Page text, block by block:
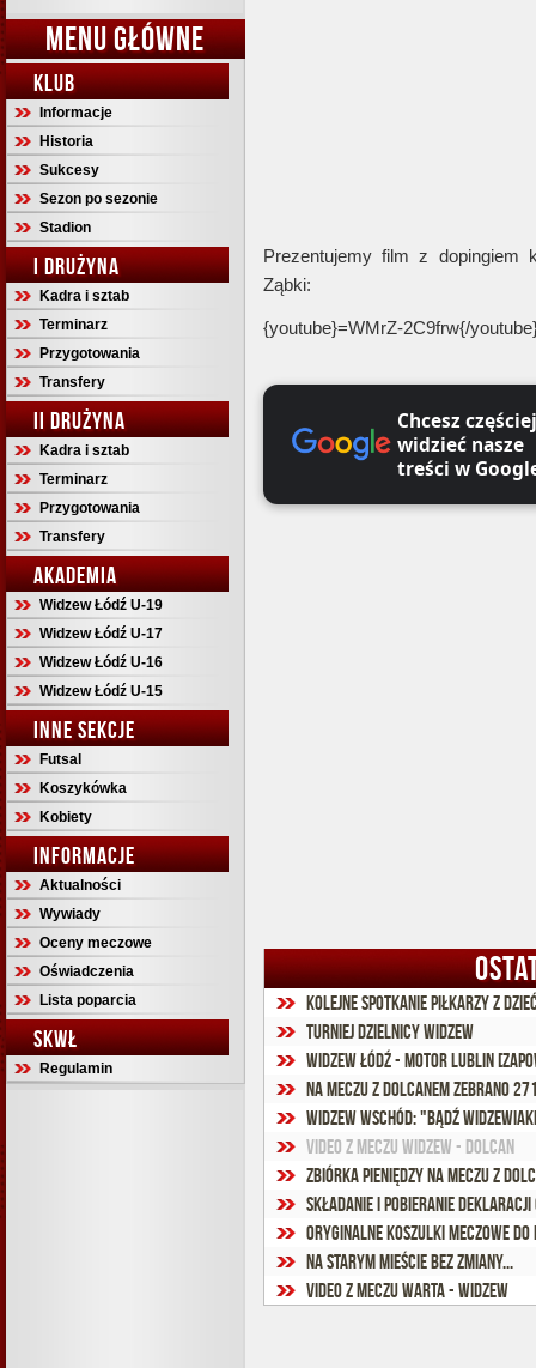
MENU GŁÓWNE
KLUB
Informacje
Historia
Sukcesy
Sezon po sezonie
Stadion
I DRUŻYNA
Kadra i sztab
Terminarz
Przygotowania
Transfery
II DRUŻYNA
Kadra i sztab
Terminarz
Przygotowania
Transfery
AKADEMIA
Widzew Łódź U-19
Widzew Łódź U-17
Widzew Łódź U-16
Widzew Łódź U-15
INNE SEKCJE
Futsal
Koszykówka
Kobiety
INFORMACJE
Aktualności
Wywiady
Oceny meczowe
Oświadczenia
Lista poparcia
SKWŁ
Regulamin
Prezentujemy film z dopingiem
Ząbki:
{youtube}=WMrZ-2C9frw{/
Chcesz częściej
widzieć nasze
treści w
Kolejne spotkanie piłkarzy z
Turniej dzielnicy WIDZEW
Widzew Łódź - Motor Lublin
Na meczu z Dolcanem zebrano
Widzew Wschód: "Bądź
VIDEO z meczu Widzew - Dolcan
Zbiórka pieniędzy na meczu z
Składanie i pobieranie
ORYGINALNE KOSZULKI
Na Starym Mieście bez zmiany...
VIDEO z meczu Warta - Widzew